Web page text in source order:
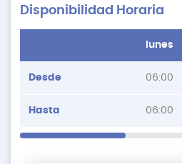
Disponibilidad Horaria
lunes
Desde 06:00
Hasta 06:00